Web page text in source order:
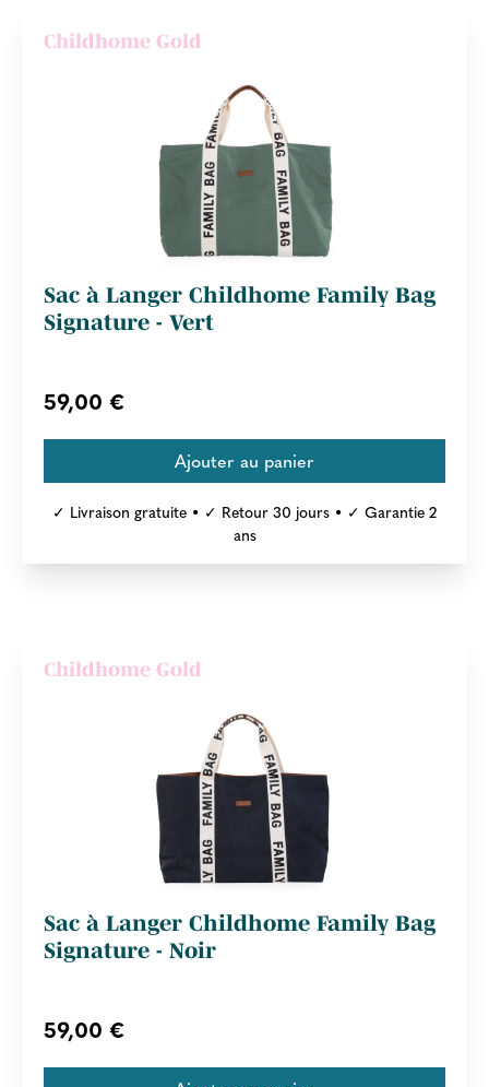
Childhome Gold
Sac à Langer Childhome Family Bag
Signature - Vert
59,00 €
✓ Livraison gratuite • ✓ Retour 30 jours • ✓ Garantie 2
ans
Childhome Gold
Sac à Langer Childhome Family Bag
Signature - Noir
59,00 €